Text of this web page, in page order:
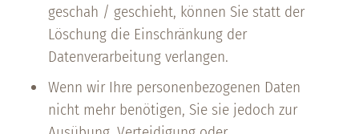
geschah / geschieht, können Sie statt der
Löschung die Einschränkung der
Datenverarbeitung verlangen.
Wenn wir Ihre personenbezogenen Daten
nicht mehr benötigen, Sie sie jedoch zur